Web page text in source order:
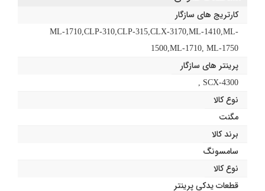
کارتریج های سازگار
ML-1710,CLP-310,CLP-315,CLX-3170,ML-1410,ML-
1500,ML-1710, ML-1750
پرینتر های سازگار
SCX-4300 ,
نوع کالا
مگنت
برند کالا
سامسونگ
نوع کالا
قطعات یدکی پرینتر